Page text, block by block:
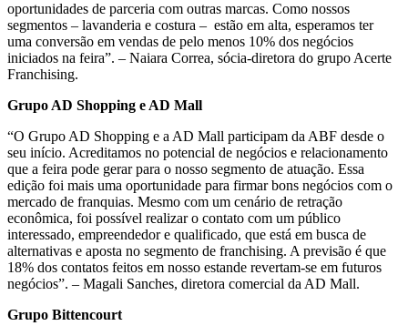
oportunidades de parceria com outras marcas. Como nossos
segmentos – lavanderia e costura – estão em alta, esperamos ter
uma conversão em vendas de pelo menos 10% dos negócios
iniciados na feira”. – Naiara Correa, sócia-diretora do grupo Acerte
Franchising.
Grupo AD Shopping e AD Mall
“O Grupo AD Shopping e a AD Mall participam da ABF desde o
seu início. Acreditamos no potencial de negócios e relacionamento
que a feira pode gerar para o nosso segmento de atuação. Essa
edição foi mais uma oportunidade para firmar bons negócios com o
mercado de franquias. Mesmo com um cenário de retração
econômica, foi possível realizar o contato com um público
interessado, empreendedor e qualificado, que está em busca de
alternativas e aposta no segmento de franchising. A previsão é que
18% dos contatos feitos em nosso estande revertam-se em futuros
negócios”. – Magali Sanches, diretora comercial da AD Mall.
Grupo Bittencourt